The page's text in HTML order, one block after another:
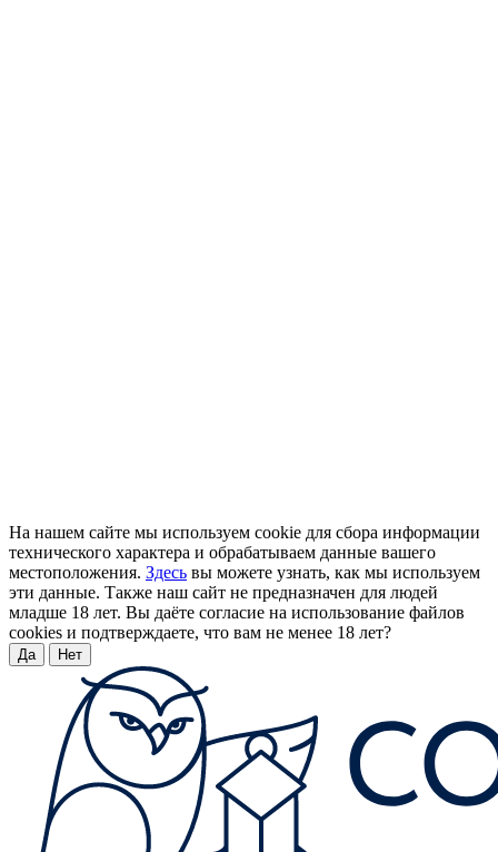
На нашем сайте мы используем cookie для сбора информации
технического характера и обрабатываем данные вашего
местоположения. Здесь вы можете узнать, как мы используем
эти данные. Также наш сайт не предназначен для людей
младше 18 лет. Вы даёте согласие на использование файлов
cookies и подтверждаете, что вам не менее 18 лет?
Да Нет